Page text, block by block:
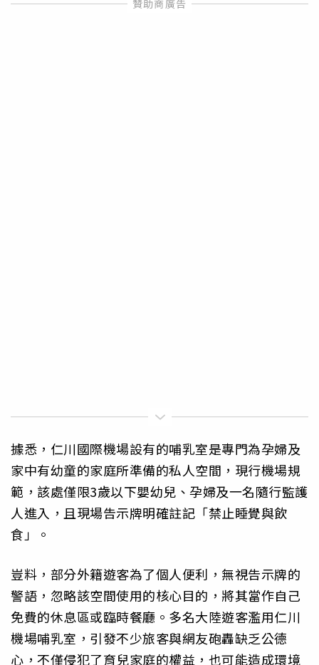
據悉，仁川國際機場設有的哺乳室是專門為孕婦及
家中有幼童的家庭所準備的私人空間，現行機場規
範，該處僅限3歲以下嬰幼兒、孕婦及一名隨行監護
人進入，且現場告示牌明確註記「禁止睡覺與飲
食」。
豈料，部分外籍遊客為了個人便利，無視告示牌的
警語，忽略該空間使用的核心目的，將其當作自己
免費的休息區或臨時餐廳。多名大陸遊客濫用仁川
機場哺乳室，引發不少旅客與網友砲轟缺乏公德
心，不僅侵犯了育兒家庭的權益，也可能造成環境